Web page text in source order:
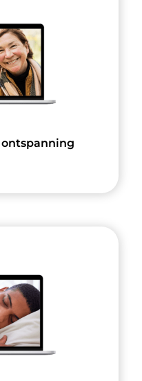
ontspanning